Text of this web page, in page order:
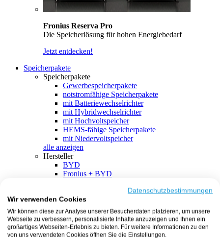
Fronius Reserva Pro
Die Speicherlösung für hohen Energiebedarf
Jetzt entdecken!
Speicherpakete
Speicherpakete
Gewerbespeicherpakete
notstromfähige Speicherpakete
mit Batteriewechselrichter
mit Hybridwechselrichter
mit Hochvoltspeicher
HEMS-fähige Speicherpakete
mit Niedervoltspeicher
alle anzeigen
Hersteller
BYD
Fronius + BYD
SMA + BYD
EcoFlow
EcoFlow + EcoFlow
FENECON
FENECON + FENECON
Datenschutzbestimmungen
Wir verwenden Cookies
Wir können diese zur Analyse unserer Besucherdaten platzieren, um unsere
Webseite zu verbessern, personalisierte Inhalte anzuzeigen und Ihnen ein
großartiges Webseiten-Erlebnis zu bieten. Für weitere Informationen zu den
von uns verwendeten Cookies öffnen Sie die Einstellungen.